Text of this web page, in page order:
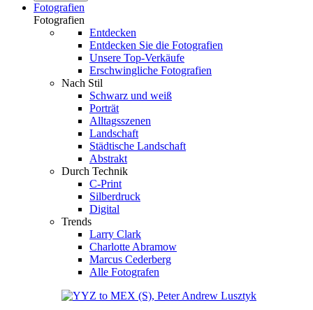
Fotografien
Fotografien
Entdecken
Entdecken Sie die Fotografien
Unsere Top-Verkäufe
Erschwingliche Fotografien
Nach Stil
Schwarz und weiß
Porträt
Alltagsszenen
Landschaft
Städtische Landschaft
Abstrakt
Durch Technik
C-Print
Silberdruck
Digital
Trends
Larry Clark
Charlotte Abramow
Marcus Cederberg
Alle Fotografen